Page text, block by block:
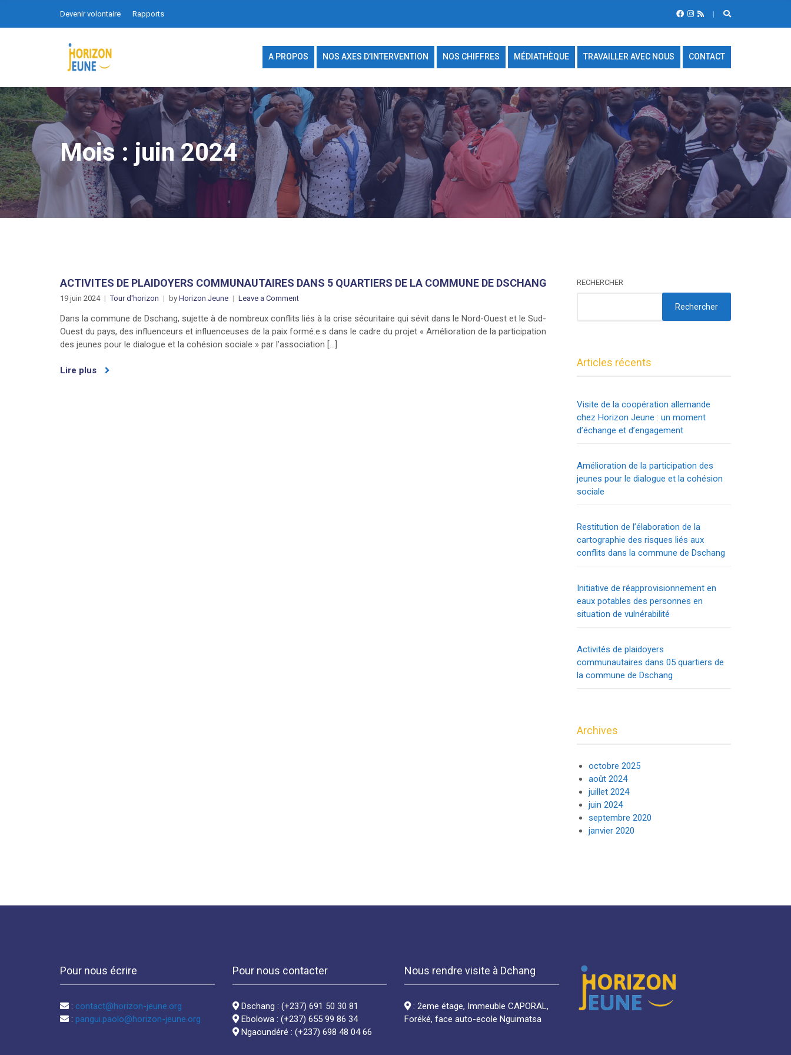
Devenir volontaire Rapports
A PROPOS NOS AXES D’INTERVENTION NOS CHIFFRES MÉDIATHÈQUE TRAVAILLER AVEC NOUS CONTACT
Mois : juin 2024
ACTIVITES DE PLAIDOYERS COMMUNAUTAIRES DANS 5 QUARTIERS DE LA COMMUNE DE DSCHANG
19 juin 2024 Tour d'horizon by Horizon Jeune Leave a Comment
Dans la commune de Dschang, sujette à de nombreux conflits liés à la crise sécuritaire qui sévit dans le Nord-Ouest et le Sud-
Ouest du pays, des influenceurs et influenceuses de la paix formé.e.s dans le cadre du projet « Amélioration de la participation
des jeunes pour le dialogue et la cohésion sociale » par l’association […]
Lire plus
RECHERCHER
Rechercher
Articles récents
Visite de la coopération allemande
chez Horizon Jeune : un moment
d’échange et d’engagement
Amélioration de la participation des
jeunes pour le dialogue et la cohésion
sociale
Restitution de l’élaboration de la
cartographie des risques liés aux
conflits dans la commune de Dschang
Initiative de réapprovisionnement en
eaux potables des personnes en
situation de vulnérabilité
Activités de plaidoyers
communautaires dans 05 quartiers de
la commune de Dschang
Archives
octobre 2025
août 2024
juillet 2024
juin 2024
septembre 2020
janvier 2020
Pour nous écrire
: contact@horizon-jeune.org
: pangui.paolo@horizon-jeune.org
Pour nous contacter
Dschang : (+237) 691 50 30 81
Ebolowa : (+237) 655 99 86 34
Ngaoundéré : (+237) 698 48 04 66
Nous rendre visite à Dchang
: 2eme étage, Immeuble CAPORAL,
Foréké, face auto-ecole Nguimatsa